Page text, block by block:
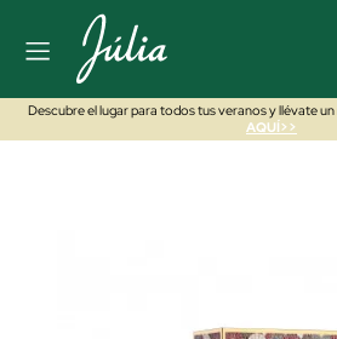
Descubre el lugar para todos tus veranos y llévate
AQUÍ>>